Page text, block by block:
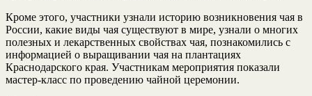
Кроме этого, участники узнали историю возникновения чая в
России, какие виды чая существуют в мире, узнали о многих
полезных и лекарственных свойствах чая, познакомились с
информацией о выращивании чая на плантациях
Краснодарского края. Участникам мероприятия показали
мастер-класс по проведению чайной церемонии.